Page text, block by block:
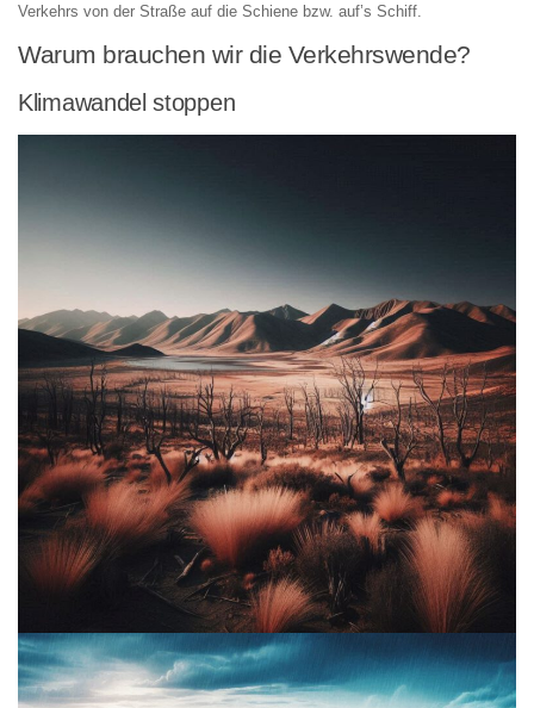
Verkehrs von der Straße auf die Schiene bzw. auf’s Schiff.
Warum brauchen wir die Verkehrswende?
Klimawandel stoppen